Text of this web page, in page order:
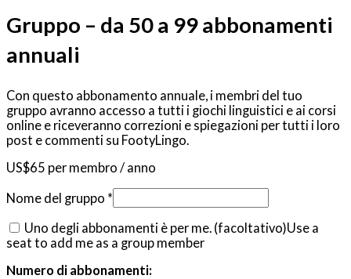
Gruppo – da 50 a 99 abbonamenti
annuali
Con questo abbonamento annuale, i membri del tuo
gruppo avranno accesso a tutti i giochi linguistici e ai corsi
online e riceveranno correzioni e spiegazioni per tutti i loro
post e commenti su FootyLingo.
US$65 per membro / anno
Nome del gruppo *
Uno degli abbonamenti è per me. (facoltativo)Use a
seat to add me as a group member
Numero di abbonamenti: